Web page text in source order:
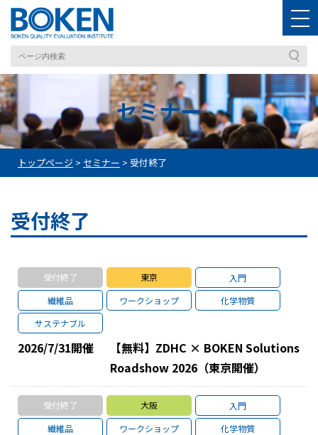
セミナー
トップページ > セミナー > 受付終了
受付終了
受付終了 東京
入門
繊維品
ワークショップ
化学物質
サステナブル
2026/7/31開催
【無料】ZDHC × BOKEN Solutions
Roadshow 2026（東京開催）
受付終了 大阪
入門
繊維品
ワークショップ
化学物質